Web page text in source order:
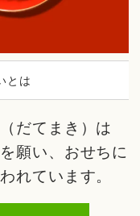
とは
だてまき）は
願い、おせちに
れています。